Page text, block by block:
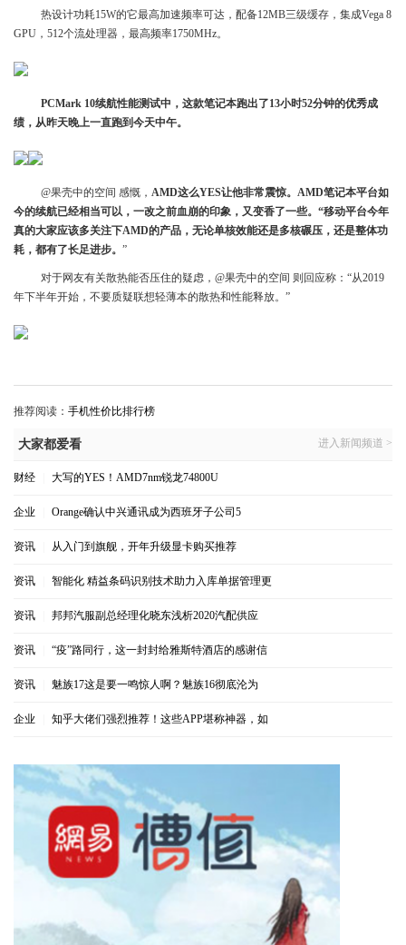
热设计功耗15W的它最高加速频率可达，配备12MB三级缓存，集成Vega 8
GPU，512个流处理器，最高频率1750MHz。
PCMark 10续航性能测试中，这款笔记本跑出了13小时52分钟的优秀成
绩，从昨天晚上一直跑到今天中午。
@果壳中的空间 感慨， AMD这么YES让他非常震惊。AMD笔记本平台如
今的续航已经相当可以，一改之前血崩的印象，又变香了一些。“移动平台今年
真的大家应该多关注下AMD的产品，无论单核效能还是多核碾压，还是整体功
耗，都有了长足进步。 ”
对于网友有关散热能否压住的疑虑，@果壳中的空间 则回应称：“从2019
年下半年开始，不要质疑联想轻薄本的散热和性能释放。”
推荐阅读： 手机性价比排行榜
大家都爱看 进入新闻频道 >
财经 大写的YES！AMD7nm锐龙74800U
企业 Orange确认中兴通讯成为西班牙子公司5
资讯 从入门到旗舰，开年升级显卡购买推荐
资讯 智能化 精益条码识别技术助力入库单据管理更
资讯 邦邦汽服副总经理化晓东浅析2020汽配供应
资讯 “疫”路同行，这一封封给雅斯特酒店的感谢信
资讯 魅族17这是要一鸣惊人啊？魅族16彻底沦为
企业 知乎大佬们强烈推荐！这些APP堪称神器，如